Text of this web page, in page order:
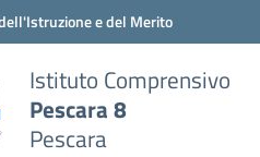
e del Merito
Istituto Comprensivo
Pescara 8
Pescara